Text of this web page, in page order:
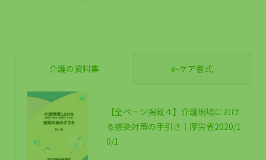
介護の資料集 e-ケア書式
【全ページ掲載４】介護現場におけ
る感染対策の手引き｜厚労省2020/1
0/1